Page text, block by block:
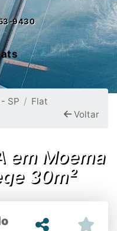
9430
SP
Flat
Voltar
em Moema
30m²